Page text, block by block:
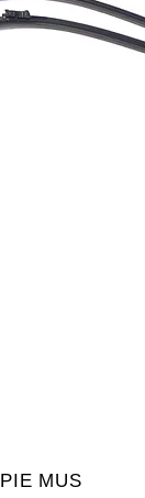
MUS